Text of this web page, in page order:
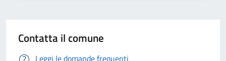
Contatta il comune
Leggi le domande frequenti